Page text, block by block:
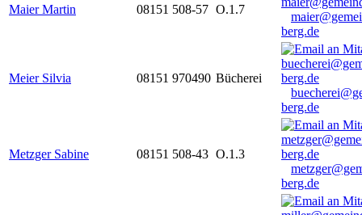
Maier Martin 08151 508-57 O.1.7
berg.de
Meier Silvia 08151 970490 Bücherei
berg.de
Metzger Sabine 08151 508-43 O.1.3
berg.de